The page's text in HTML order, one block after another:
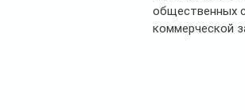
общественных
коммерческой